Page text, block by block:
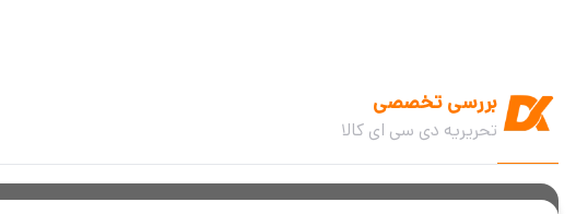
بررسی تخصصی
تحریریه دی سی ای کالا